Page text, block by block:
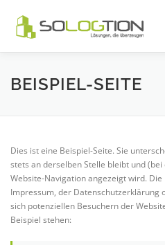
Inhalt
springen
FEATURES ÜBER UNS
BEISPIEL-SEITE
Dies ist eine Beispiel-Seite. Sie
stets an derselben Stelle bleibt und
Website-Navigation angezeigt wird.
Impressum, der Datenschutzerklärung
sich potenziellen Besuchern der
Beispiel stehen: